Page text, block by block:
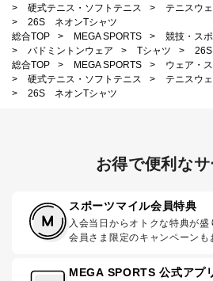
>
硬式テニス・ソフトテニス > テニスウ
>
26S ネオンTシャツ
総合TOP
> MEGA SPORTS > 競技・ス
>
バドミントンウェア > Tシャツ >
総合TOP
> MEGA SPORTS >
ウェア・
>
硬式テニス・ソフトテニス > テニスウ
>
26S ネオンTシャツ
お得で便利な
スポーツマイル会員特典
入会当日からオトクな特典が盛
会員さま限定のキャンペーンも
MEGA SPORTS 公式アプ